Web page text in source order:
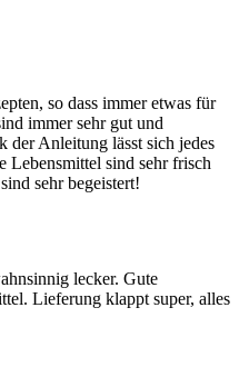
so dass immer etwas für
immer sehr gut und
der Anleitung lässt sich jedes
Lebensmittel sind sehr frisch
sehr begeistert!
lecker. Gute
Lieferung klappt super, alles